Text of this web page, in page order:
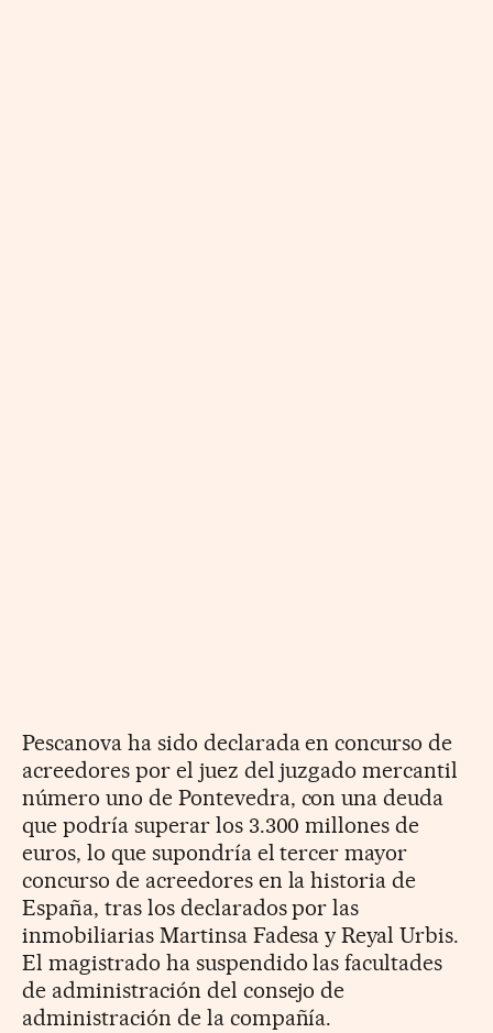
Pescanova ha sido declarada en concurso de
acreedores por el juez del juzgado mercantil
número uno de Pontevedra, con una deuda
que podría superar los 3.300 millones de
euros, lo que supondría el tercer mayor
concurso de acreedores en la historia de
España, tras los declarados por las
inmobiliarias Martinsa Fadesa y Reyal Urbis.
El magistrado ha suspendido las facultades
de administración del consejo de
administración de la compañía.